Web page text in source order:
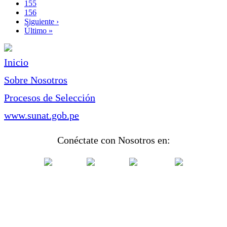
Page
155
Page
156
Siguiente
página
Siguiente ›
Última
Último »
Inicio
Sobre Nosotros
Procesos de Selección
www.sunat.gob.pe
Conéctate con Nosotros en: